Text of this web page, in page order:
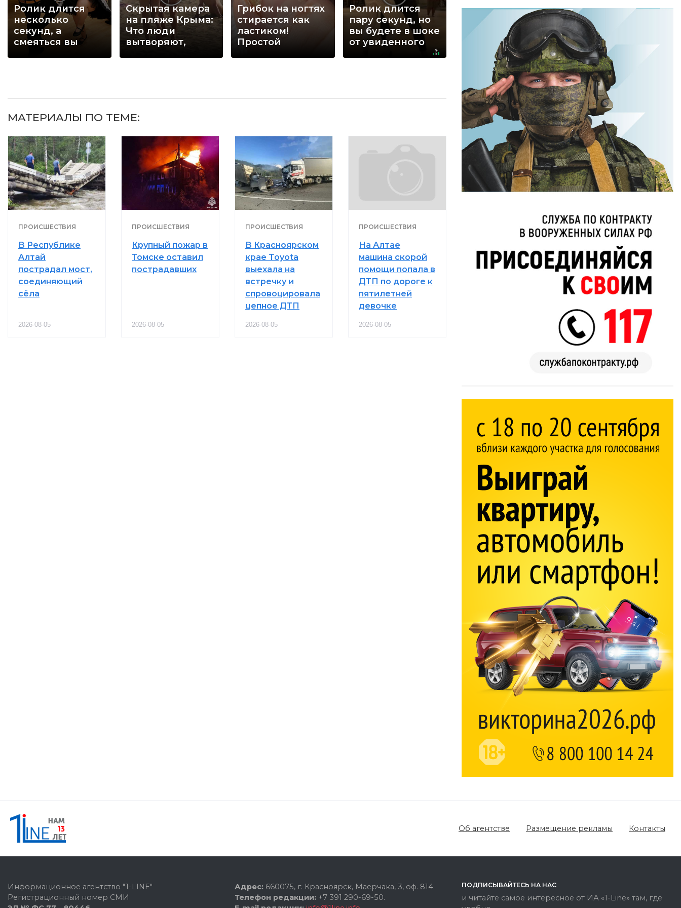
Ролик длится
несколько
секунд, а
смеяться вы
Скрытая камера
на пляже Крыма:
Что люди
вытворяют,
Грибок на ногтях
стирается как
ластиком!
Простой
Ролик длится
пару секунд, но
вы будете в шоке
от увиденного
Ногти будут
чистыми!
Домашний метод
убьет грибок,
возьмите 3%-ю…
Королева вагона
отожгла! Видео
не оставит
равнодушным
МАТЕРИАЛЫ ПО ТЕМЕ:
ПРОИСШЕСТВИЯ
В Республике
Алтай
пострадал мост,
соединяющий
сёла
2026-08-05
ПРОИСШЕСТВИЯ
Крупный пожар в
Томске оставил
пострадавших
2026-08-05
ПРОИСШЕСТВИЯ
В Красноярском
крае Toyota
выехала на
встречку и
спровоцировала
цепное ДТП
2026-08-05
ПРОИСШЕСТВИЯ
На Алтае
машина скорой
помощи попала в
ДТП по дороге к
пятилетней
девочке
2026-08-05
Об агентстве Размещение рекламы Контакты
Информационное агентство "1-LINE"
Регистрационный номер СМИ
Адрес: 660075, г. Красноярск, Маерчака, 3, оф. 814.
Телефон редакции: +7 391 290-69-50.
ПОДПИСЫВАЙТЕСЬ НА НАС
и читайте самое интересное от ИА «1-Line» там, где